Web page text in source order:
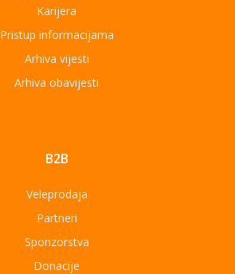
Karijera
Pristup informacijama
Arhiva vijesti
Arhiva obavijesti
B2B
Veleprodaja
Partneri
Sponzorstva
Donacije